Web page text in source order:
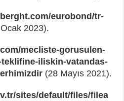
eurobond/tr-
2023).
mecliste-gorusulen-
iliskin-vatandas-
(28 Mayıs 2021).
sites/default/files/filea